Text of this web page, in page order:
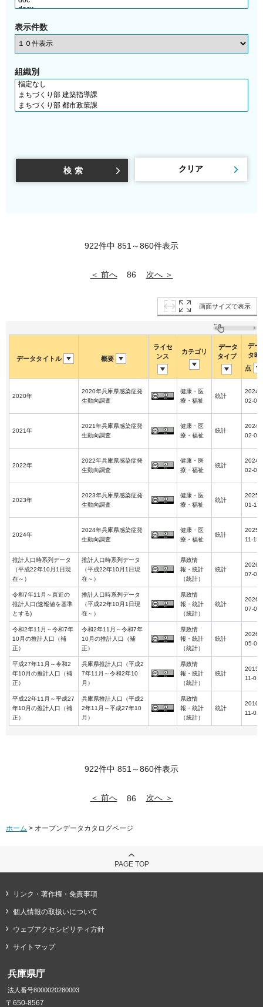
表示件数
組織別
922件中 851～860件表示
＜ 前へ 86 次へ ＞
画面サイズで表示
データタイトル 概要
ライセ
ンス
カテゴリ
データ
タイプ
デー
タ時
点
2020年
2020年兵庫県感染症発
生動向調査
健康・医
療・福祉
統計
2024-
02-01
2021年
2021年兵庫県感染症発
生動向調査
健康・医
療・福祉
統計
2024-
02-01
2022年
2022年兵庫県感染症発
生動向調査
健康・医
療・福祉
統計
2024-
02-01
2023年
2023年兵庫県感染症発
生動向調査
健康・医
療・福祉
統計
2025-
01-17
2024年
2024年兵庫県感染症発
生動向調査
健康・医
療・福祉
統計
2025-
11-15
推計人口時系列データ
（平成22年10月1日現
在～）
推計人口時系列データ
（平成22年10月1日現
在～）
県政情
報・統計
（統計）
統計
2026-
07-01
令和7年11月～直近の
推計人口(速報値を基準
とする)
推計人口時系列データ
（平成22年10月1日現
在～）
県政情
報・統計
（統計）
統計
2026-
07-01
令和2年11月～令和7年
10月の推計人口（補
正）
令和2年11月～令和7年
10月の推計人口（補
正）
県政情
報・統計
（統計）
統計
2026-
05-01
平成27年11月～令和2
年10月の推計人口（補
正）
兵庫県推計人口（平成2
7年11月～令和2年10
月）
県政情
報・統計
（統計）
統計
2015-
11-01
平成22年11月～平成27
年10月の推計人口（補
正）
兵庫県推計人口（平成2
2年11月～平成27年10
月）
県政情
報・統計
（統計）
統計
2010-
11-01
922件中 851～860件表示
＜ 前へ 86 次へ ＞
ホーム > オープンデータカタログページ
PAGE TOP
リンク・著作権・免責事項
個人情報の取扱いについて
ウェブアクセシビリティ方針
サイトマップ
兵庫県庁
法人番号8000020280003
〒650-8567